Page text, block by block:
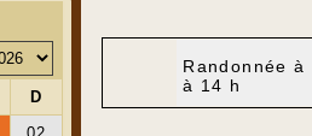
Randonnée
à 14 h